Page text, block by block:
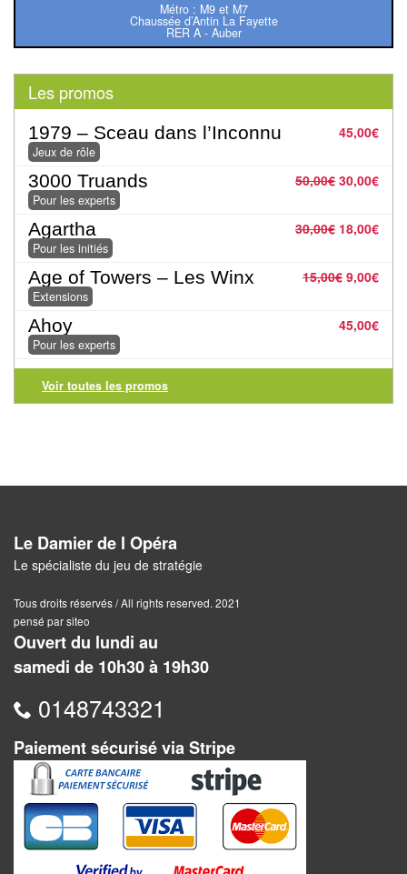
les
enfants
Pour
la
famille
Pour
les
initiés
Pour
les
experts
Pour
Joueurs
Ambiance
Coopératif
Gestion
Escape
Game
/
Enquête
Jeux
évolutifs
Métro : M9 et M7
Chaussée d’Antin La Fayette
RER A - Auber
Les promos
45,00€
1979 – Sceau dans l’Inconnu
Jeux de rôle
50,00€ 30,00€
3000 Truands
Pour les experts
30,00€ 18,00€
Agartha
Pour les initiés
15,00€ 9,00€
Age of Towers – Les Winx
Extensions
45,00€
Ahoy
Pour les experts
Voir toutes les promos
Le Damier de l Opéra
Le spécialiste du jeu de stratégie
Tous droits réservés / All rights reserved. 2021
pensé par siteo
Ouvert du lundi au
samedi de 10h30 à 19h30
0148743321
Paiement sécurisé via Stripe